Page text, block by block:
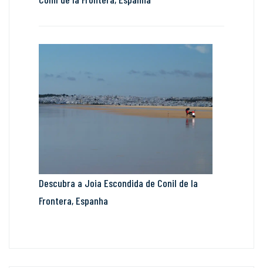
Descubra a Joia Escondida de Conil de la
Frontera, Espanha